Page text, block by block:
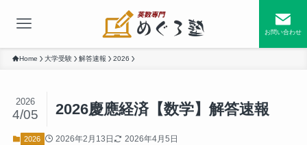
お問い合わせ
Home 大学受験 解答速報 2026
2026慶應経済【数学】解答速報
2026
4/05
2026 2026年2月13日 2026年4月5日